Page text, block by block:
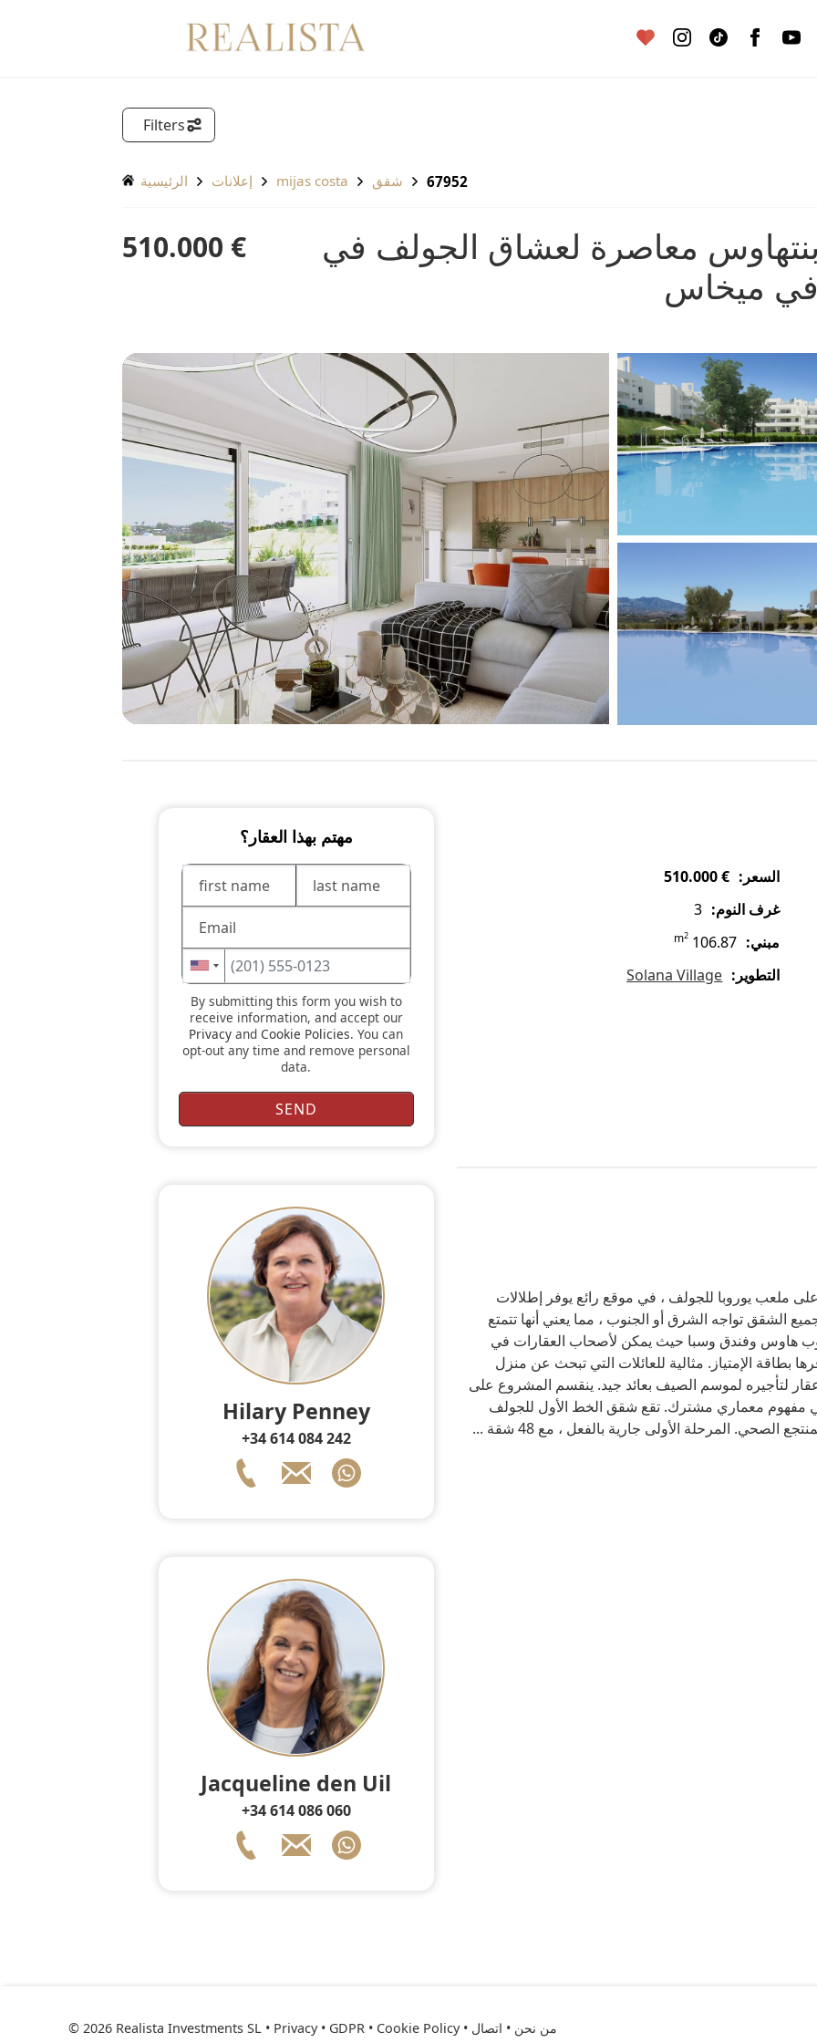
Filters
الرئيسية إعلانات mijas costa شقق 67952
معاصرة لعشاق الجولف في
في ميخاس
€ 510.000
السعر: € 510.000
غرف النوم: 3
مبني: 106.87
m2
التطوير: Solana Village
ملعب يوروبا للجولف ، في موقع رائع يوفر إطلالات
الشقق تواجه الشرق أو الجنوب ، مما يعني أنها تتمتع
هاوس وفندق وسبا حيث يمكن لأصحاب العقارات في
بطاقة الإمتياز. مثالية للعائلات التي تبحث عن منزل
لتأجيره لموسم الصيف بعائد جيد. ينقسم المشروع على
و 90 شقة ، مدمجة في مفهوم معماري مشترك. تقع شقق الخط الأول للجولف
الصحي. المرحلة الأولى جارية بالفعل ، مع 48 شقة ...
مهتم بهذا العقار؟
By submitting this form you wish to
receive information, and accept our
Privacy andCookie Policies. You can
opt-out any time and remove personal
data.
Hilary Penney
+34 614 084 242
Jacqueline den Uil
+34 614 086 060
© 2026 Realista Investments SL • Privacy • GDPR • Cookie Policy• من نحن • اتصال